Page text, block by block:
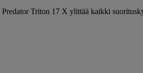
Predator Triton 17 X ylittää kaikki